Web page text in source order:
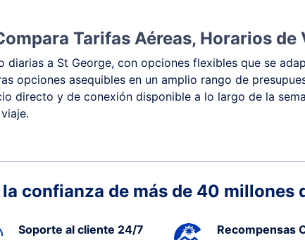
Tarifas Aéreas, Horarios
a St George, con opciones flexibles que se
opciones asequibles en un amplio rango de
directo y de conexión disponible a lo largo de la
la confianza de más de 40 millones
Soporte al cliente 24/7 Recompensas